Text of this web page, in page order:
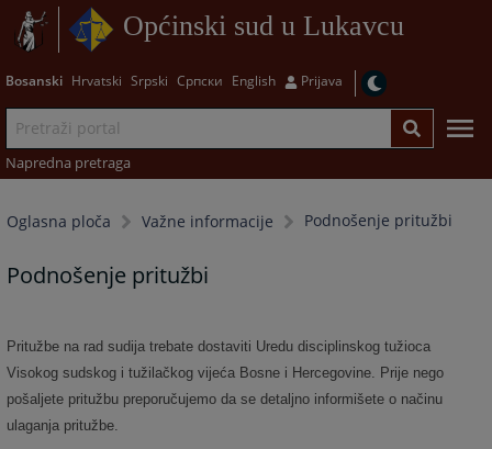
Općinski sud u Lukavcu
Bosanski Hrvatski Srpski Српски English Prijava
Napredna pretraga
Oglasna ploča Važne informacije Podnošenje pritužbi
Podnošenje pritužbi
Pritužbe na rad sudija trebate dostaviti Uredu disciplinskog tužioca
Visokog sudskog i tužilačkog vijeća Bosne i Hercegovine. Prije nego
pošaljete pritužbu preporučujemo da se detaljno informišete o načinu
ulaganja pritužbe.